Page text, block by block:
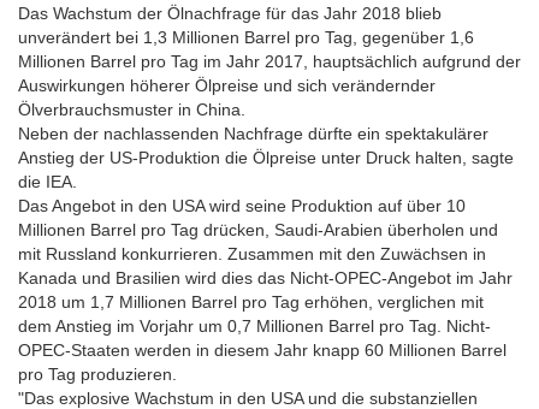
Das Wachstum der Ölnachfrage für das Jahr 2018 blieb
unverändert bei 1,3 Millionen Barrel pro Tag, gegenüber 1,6
Millionen Barrel pro Tag im Jahr 2017, hauptsächlich aufgrund der
Auswirkungen höherer Ölpreise und sich verändernder
Ölverbrauchsmuster in China.
Neben der nachlassenden Nachfrage dürfte ein spektakulärer
Anstieg der US-Produktion die Ölpreise unter Druck halten, sagte
die IEA.
Das Angebot in den USA wird seine Produktion auf über 10
Millionen Barrel pro Tag drücken, Saudi-Arabien überholen und
mit Russland konkurrieren. Zusammen mit den Zuwächsen in
Kanada und Brasilien wird dies das Nicht-OPEC-Angebot im Jahr
2018 um 1,7 Millionen Barrel pro Tag erhöhen, verglichen mit
dem Anstieg im Vorjahr um 0,7 Millionen Barrel pro Tag. Nicht-
OPEC-Staaten werden in diesem Jahr knapp 60 Millionen Barrel
pro Tag produzieren.
"Das explosive Wachstum in den USA und die substanziellen